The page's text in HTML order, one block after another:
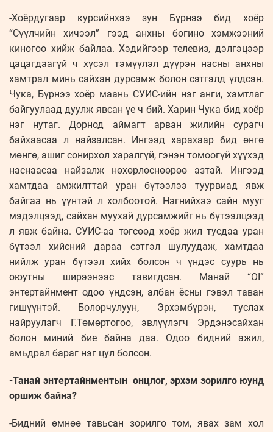
-Хоёрдугаар курсийнхээ зун Бүрнээ бид хоёр
“Сүүлчийн хичээл” гээд анхны богино хэмжээний
киногоо хийж байлаа. Хэдийгээр телевиз, дэлгэцээр
цацагдаагүй ч хүсэл тэмүүлэл дүүрэн насны анхны
хамтрал минь сайхан дурсамж болон сэтгэлд үлдсэн.
Чука, Бүрнээ хоёр маань СУИС-ийн нэг анги, хамтлаг
байгуулаад дуулж явсан үе ч бий. Харин Чука бид хоёр
нэг нутаг. Дорнод аймагт арван жилийн сурагч
байхаасаа л найзалсан. Ингээд харахаар бид өнгө
мөнгө, ашиг сонирхол харалгүй, гэнэн томоогүй хүүхэд
наснаасаа найзалж нөхөрлөснөөрөө азтай. Ингээд
хамтдаа амжилттай уран бүтээлээ туурвиад явж
байгаа нь үүнтэй л холбоотой. Нэгнийхээ сайн мууг
мэдэлцээд, сайхан муухай дурсамжийг нь бүтээлцээд
л явж байна. СУИС-аа төгсөөд хоёр жил тусдаа уран
бүтээл хийсний дараа сэтгэл шулуудаж, хамтдаа
нийлж уран бүтээл хийх болсон ч үндэс суурь нь
оюутны ширээнээс тавигдсан. Манай “OI”
энтертайнмент одоо үндсэн, албан ёсны гэвэл таван
гишүүнтэй. Болорчулуун, Эрхэмбүрэн, туслах
найруулагч Г.Төмөртогоо, эвлүүлэгч Эрдэнэсайхан
болон миний бие байна даа. Одоо бидний ажил,
амьдрал бараг нэг цул болсон.
-Танай энтертайнментын онцлог, эрхэм зорилго юунд
оршиж байна?
-Бидний өмнөө тавьсан зорилго том, явах зам хол